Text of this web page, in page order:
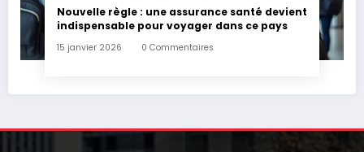
Nouvelle règle : une assurance santé devient
indispensable pour voyager dans ce pays
15 janvier 2026 0 Commentaires